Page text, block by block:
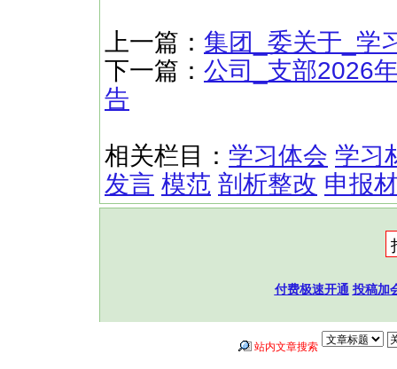
上一篇： 集团_委关于_学
下一篇： 公司_支部2026
告
相关栏目： 学习体会 学习
发言 模范 剖析整改 申报
付费极速开通 投稿加
站内文章搜索